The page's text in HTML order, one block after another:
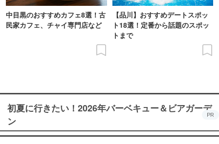
中目黒のおすすめカフェ8選！古
民家カフェ、チャイ専門店など
【品川】おすすめデートスポッ
ト18選！定番から話題のスポッ
トまで
初夏に行きたい！2026年バーベキュー＆ビアガーデ
ン
PR